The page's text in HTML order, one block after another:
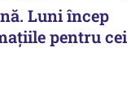
Luni încep
pentru cei